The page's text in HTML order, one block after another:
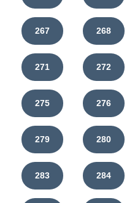
267 268
271 272
275 276
279 280
283 284